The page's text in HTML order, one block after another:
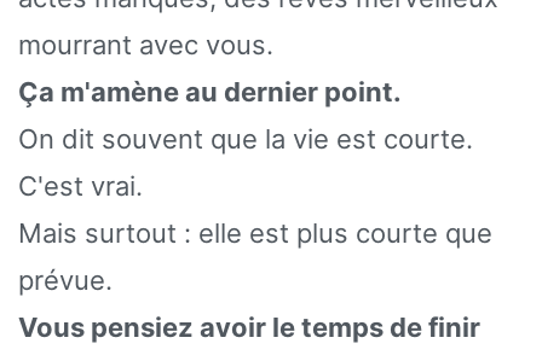
mourrant avec vous.
Ça m'amène au dernier point.
On dit souvent que la vie est courte.
C'est vrai.
Mais surtout : elle est plus courte que
prévue.
Vous pensiez avoir le temps de finir